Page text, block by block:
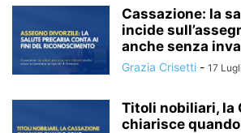
Cassazione: la
incide
anche senza
Grazia Crisetti - 17
Titoli nobiliari, la
chiarisce